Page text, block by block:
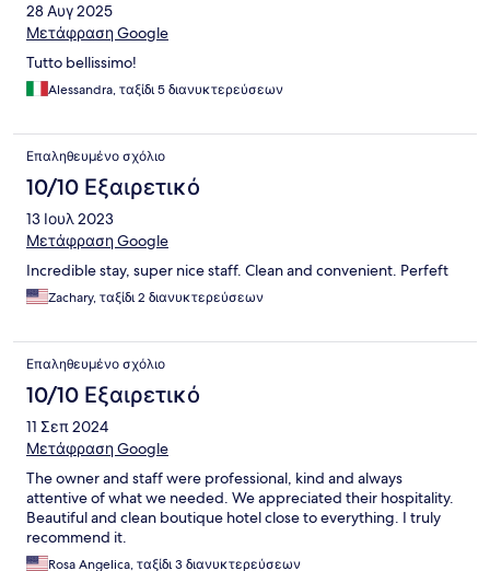
28 Αυγ 2025
Μετάφραση Google
Tutto bellissimo!
Alessandra, ταξίδι 5 διανυκτερεύσεων
Επαληθευμένο σχόλιο
10/10 Εξαιρετικό
13 Ιουλ 2023
Μετάφραση Google
Incredible stay, super nice staff. Clean and convenient. Perfeft
Zachary, ταξίδι 2 διανυκτερεύσεων
Επαληθευμένο σχόλιο
10/10 Εξαιρετικό
11 Σεπ 2024
Μετάφραση Google
The owner and staff were professional, kind and always
attentive of what we needed. We appreciated their hospitality.
Beautiful and clean boutique hotel close to everything. I truly
recommend it.
Rosa Angelica, ταξίδι 3 διανυκτερεύσεων